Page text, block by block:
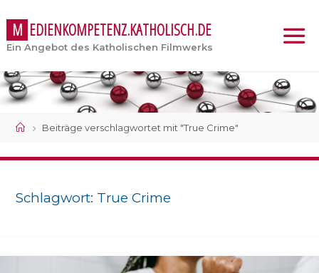
M EDIENKOMPETENZ.KATHOLISCH.DE
Ein Angebot des Katholischen Filmwerks
StartBeiträge verschlagwortet mit "True Crime"
Schlagwort: True Crime